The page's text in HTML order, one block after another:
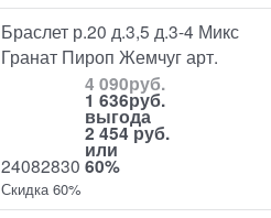
Браслет р.20 д.3,5 д.3-4 Микс
Гранат Пироп Жемчуг арт.
24082830
4 090руб.
1 636руб.
выгода
2 454 руб.
или
60%
Скидка 60%